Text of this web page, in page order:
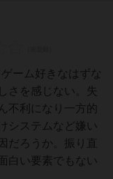
ーム好きなはずな
さを感じない。失
不利になり一方的
システムなど嫌い
だろうか。振り直
白い要素でもない